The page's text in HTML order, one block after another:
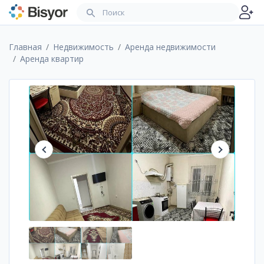
Главная Недвижимость
Аренда недвижимости
Аренда квартир